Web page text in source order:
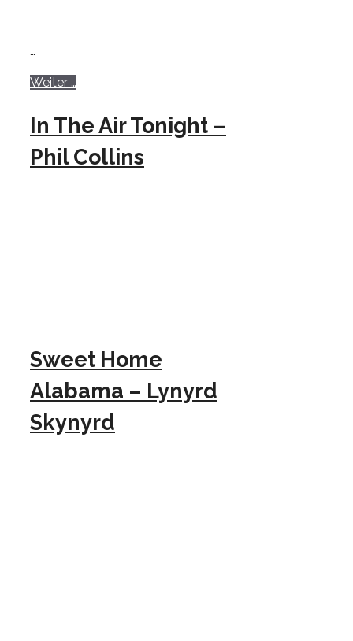
…
Weiter …
In The Air Tonight –
Phil Collins
Sweet Home
Alabama – Lynyrd
Skynyrd